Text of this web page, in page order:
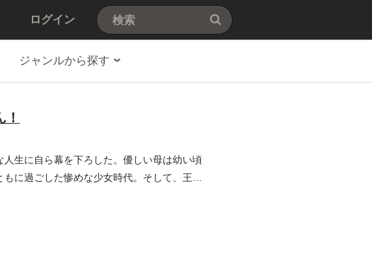
ログイン
ジャンルから探す
生に自ら幕を下ろした。優しい母は幼い頃
に過ごした惨めな少女時代。そして、王妃